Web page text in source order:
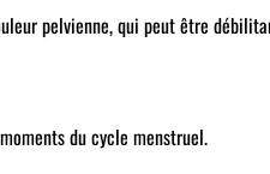
pelvienne, qui peut être
du cycle menstruel.